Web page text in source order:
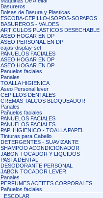
Basureros
Bolsas de Basura y Plasticas
ESCOBA-CEPILLO-ISOPOS-SOPAPOS
BASUREROS - VALDES
ARTICULOS PLASTICOS DESECHABLE
ASEO HOGAR EN DP
ASEO PERSONAL EN DP
cajas-display-set
PANUELOS FACIALES
ASEO HOGAR EN DP
ASEO HOGAR EN DP
Panuelos faciales
Panales
TOALLA HIGIENICA
Aseo Personal lever
CEPILLOS DENTALES
CREMAS TALCOS BLOQUEADOR
Panales
Pañuelos faciales
PANUELOS FACIALES
PANUELOS FACIALES
PAP. HIGIENICO - TOALLA PAPEL
Tinturas para Cabello
DETERGENTES - SUAVIZANTE
SHAMPOO ACONDICIONADOR
JABON TOCADOR Y LIQUIDOS
PASTA DENTAL
DESODORANTE PERSONAL
JABON TOCADOR LEVER
Panales
PERFUMES ACEITES CORPORALES
Pañuelos faciales
ESCOLAR